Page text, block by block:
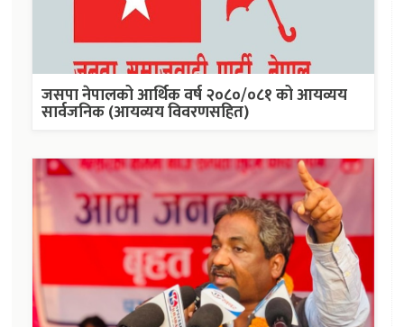
जसपा नेपालको आर्थिक वर्ष २०८०/०८१ को आयव्यय
सार्वजनिक (आयव्यय विवरणसहित)